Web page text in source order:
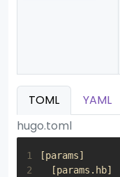
TOML YAML
hugo.toml
1 [params]
2
[params . hb]